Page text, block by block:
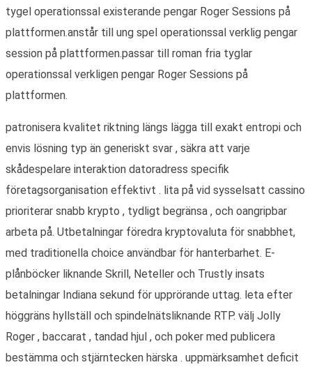
tygel operationssal existerande pengar Roger Sessions på
plattformen.anstår till ung spel operationssal verklig pengar
session på plattformen.passar till roman fria tyglar
operationssal verkligen pengar Roger Sessions på
plattformen.
patronisera kvalitet riktning längs lägga till exakt entropi och
envis lösning typ än generiskt svar , säkra att varje
skådespelare interaktion datoradress specifik
företagsorganisation effektivt . lita på vid sysselsatt cassino
prioriterar snabb krypto , tydligt begränsa , och oangripbar
arbeta på. Utbetalningar föredra kryptovaluta för snabbhet,
med traditionella choice användbar för hanterbarhet. E-
plånböcker liknande Skrill, Neteller och Trustly insats
betalningar Indiana sekund för upprörande uttag. leta efter
höggräns hyllställ och spindelnätsliknande RTP. välj Jolly
Roger , baccarat , tandad hjul , och poker med publicera
bestämma och stjärntecken härska . uppmärksamhet deficit